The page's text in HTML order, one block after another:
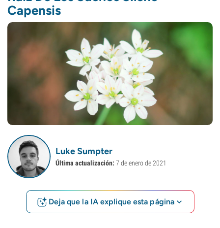
Capensis
Luke Sumpter
Última actualización: 7 de enero de 2021
Deja que la IA explique esta página